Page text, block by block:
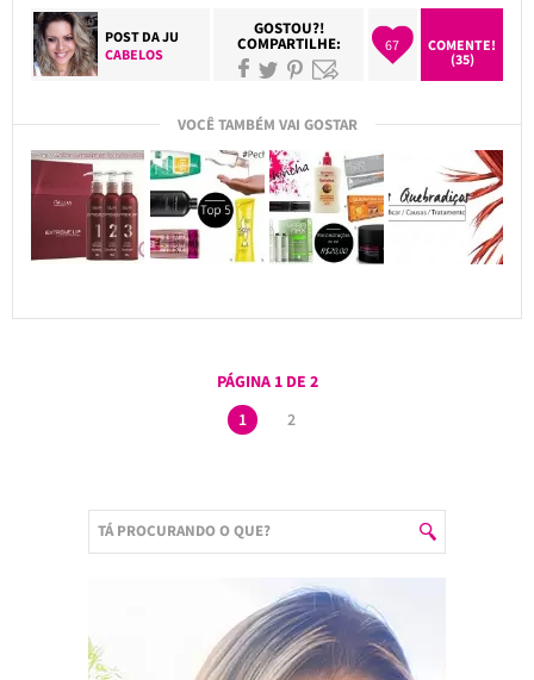
POST DAJU
CABELOS
GOSTOU?!
COMPARTILHE: 67
COMENTE!
(35)
VOCÊ TAMBÉM VAI GOSTAR
PÁGINA 1 DE 2
1
2